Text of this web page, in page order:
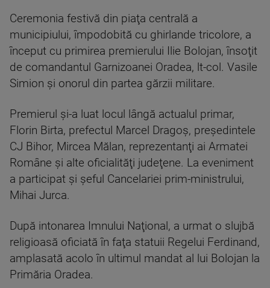
Ceremonia festivă din piaţa centrală a
municipiului, împodobită cu ghirlande tricolore, a
început cu primirea premierului Ilie Bolojan, însoţit
de comandantul Garnizoanei Oradea, lt-col. Vasile
Simion şi onorul din partea gărzii militare.
Premierul şi-a luat locul lângă actualul primar,
Florin Birta, prefectul Marcel Dragoş, preşedintele
CJ Bihor, Mircea Mălan, reprezentanţi ai Armatei
Române şi alte oficialităţi judeţene. La eveniment
a participat şi şeful Cancelariei prim-ministrului,
Mihai Jurca.
După intonarea Imnului Naţional, a urmat o slujbă
religioasă oficiată în faţa statuii Regelui Ferdinand,
amplasată acolo în ultimul mandat al lui Bolojan la
Primăria Oradea.